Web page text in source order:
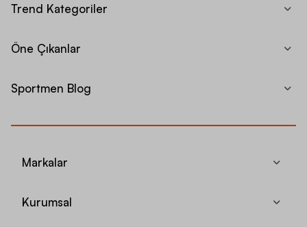
Trend Kategoriler
Öne Çıkanlar
Sportmen Blog
Markalar
Kurumsal